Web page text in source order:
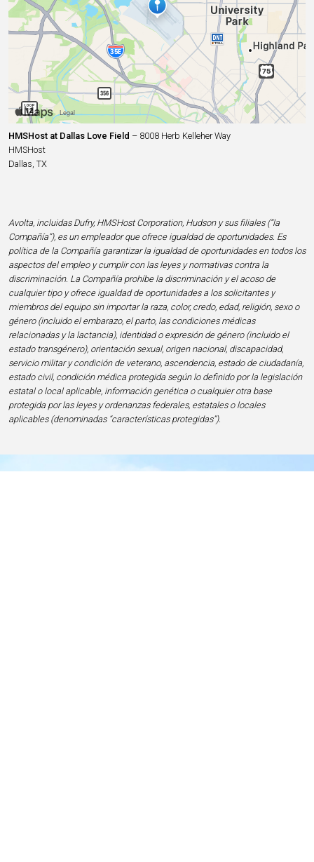
HMSHost at Dallas Love Field – 8008 Herb Kelleher Way
HMSHost
Dallas, TX
Avolta, incluidas Dufry, HMSHost Corporation, Hudson y sus filiales (“la
Compañía”), es un empleador que ofrece igualdad de oportunidades. Es
política de la Compañía garantizar la igualdad de oportunidades en todos los
aspectos del empleo y cumplir con las leyes y normativas contra la
discriminación. La Compañía prohíbe la discriminación y el acoso de
cualquier tipo y ofrece igualdad de oportunidades a los solicitantes y
miembros del equipo sin importar la raza, color, credo, edad, religión, sexo o
género (incluido el embarazo, el parto, las condiciones médicas
relacionadas y la lactancia), identidad o expresión de género (incluido el
estado transgénero), orientación sexual, origen nacional, discapacidad,
servicio militar y condición de veterano, ascendencia, estado de ciudadanía,
estado civil, condición médica protegida según lo definido por la legislación
estatal o local aplicable, información genética o cualquier otra base
protegida por las leyes y ordenanzas federales, estatales o locales
aplicables (denominadas “características protegidas”).